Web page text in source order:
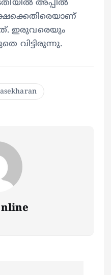
അപ്പീൽ
ഇരുവരെയും
വിട്ടിരുന്നു.